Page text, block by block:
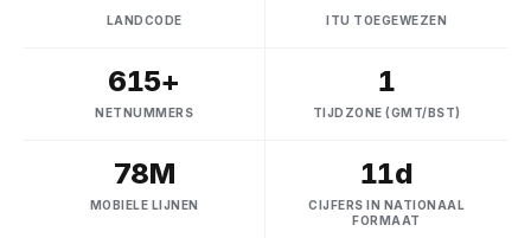
LANDCODE ITU TOEGEWEZEN
615+
NETNUMMERS
1
TIJDZONE (GMT/BST)
78M
MOBIELE LIJNEN
11d
CIJFERS IN NATIONAAL
FORMAAT